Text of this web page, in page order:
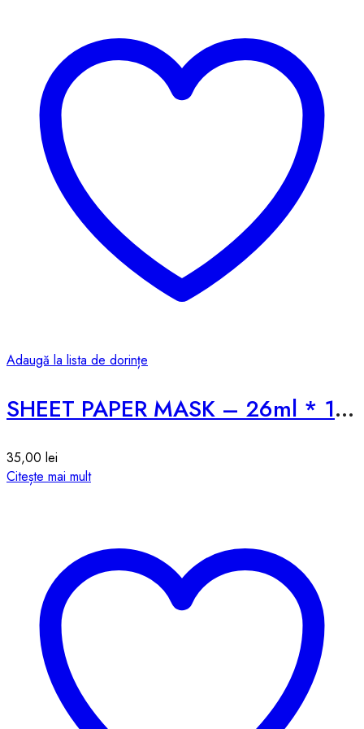
Adaugă la lista de dorințe
SHEET PAPER MASK – 26ml * 1pcs
35,00 lei
Citește mai mult